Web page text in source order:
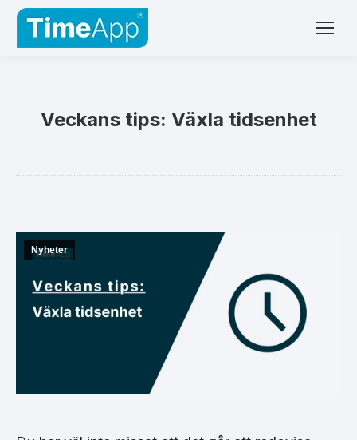
Veckans tips: Växla tidsenhet
Nyheter